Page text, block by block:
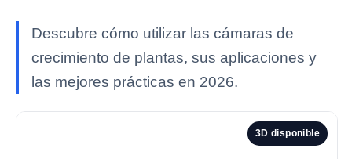
Descubre cómo utilizar las cámaras de
crecimiento de plantas, sus aplicaciones y
las mejores prácticas en 2026.
3D disponible